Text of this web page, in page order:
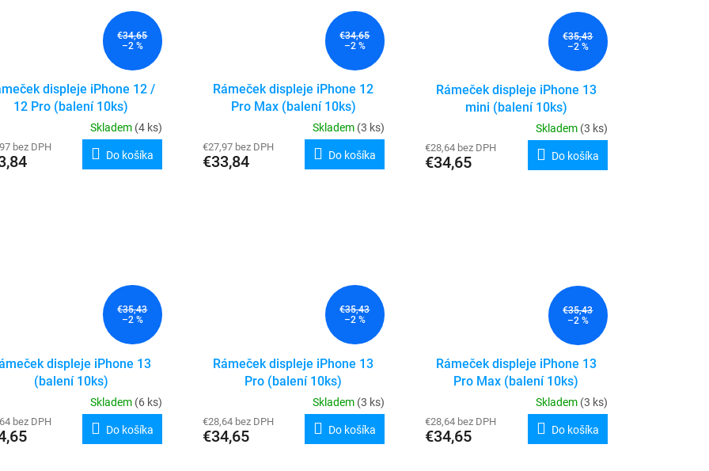
€34,65
–2 %
displeje iPhone 12 /
12 Pro (balení 10ks)
Skladem (4 ks)
bez DPH
Do košíka
€34,65
–2 %
Rámeček displeje iPhone 12
Pro Max (balení 10ks)
Skladem (3 ks)
€27,97 bez DPH
€33,84 Do košíka
€35,43
–2 %
Rámeček displeje iPhone 13
mini (balení 10ks)
Skladem (3 ks)
€28,64 bez DPH
€34,65 Do košíka
€35,43
–2 %
displeje iPhone 13
(balení 10ks)
Skladem (6 ks)
bez DPH
Do košíka
€35,43
–2 %
Rámeček displeje iPhone 13
Pro (balení 10ks)
Skladem (3 ks)
€28,64 bez DPH
€34,65 Do košíka
€35,43
–2 %
Rámeček displeje iPhone 13
Pro Max (balení 10ks)
Skladem (3 ks)
€28,64 bez DPH
€34,65 Do košíka